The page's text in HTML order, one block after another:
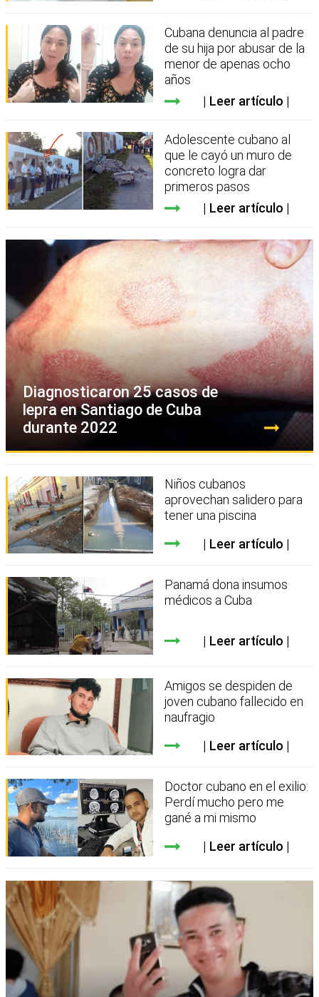
Cubana denuncia al padre
de su hija por abusar de la
menor de apenas ocho
años
Leer artículo
Adolescente cubano al
que le cayó un muro de
concreto logra dar
primeros pasos
Leer artículo
Diagnosticaron 25 casos de
lepra en Santiago de Cuba
durante 2022
Niños cubanos
aprovechan salidero para
tener una piscina
Leer artículo
Panamá dona insumos
médicos a Cuba
Leer artículo
Amigos se despiden de
joven cubano fallecido en
naufragio
Leer artículo
Doctor cubano en el exilio:
Perdí mucho pero me
gané a mi mismo
Leer artículo